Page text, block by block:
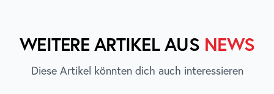
WEITERE ARTIKEL AUS NEWS
Diese Artikel könnten dich auch interessieren